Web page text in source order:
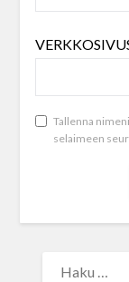
Tallenna
selaimeen